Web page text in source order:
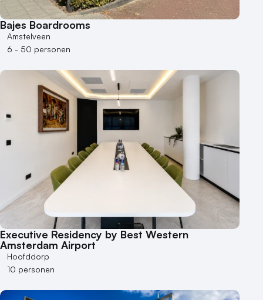
Bajes Boardrooms
Amstelveen
6 - 50 personen
Executive Residency by Best Western
Amsterdam Airport
Hoofddorp
10 personen